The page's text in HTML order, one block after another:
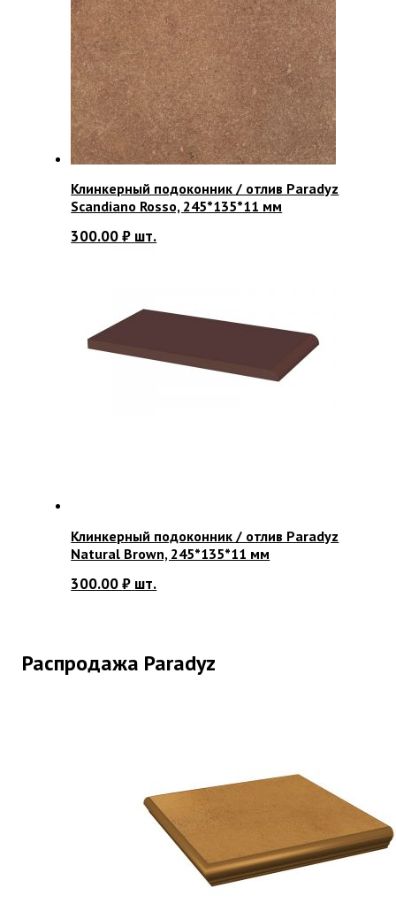
Клинкерный подоконник / отлив Paradyz
Scandiano Rosso, 245*135*11 мм
300.00₽ шт.
Клинкерный подоконник / отлив Paradyz
Natural Brown, 245*135*11 мм
300.00₽ шт.
Распродажа Paradyz